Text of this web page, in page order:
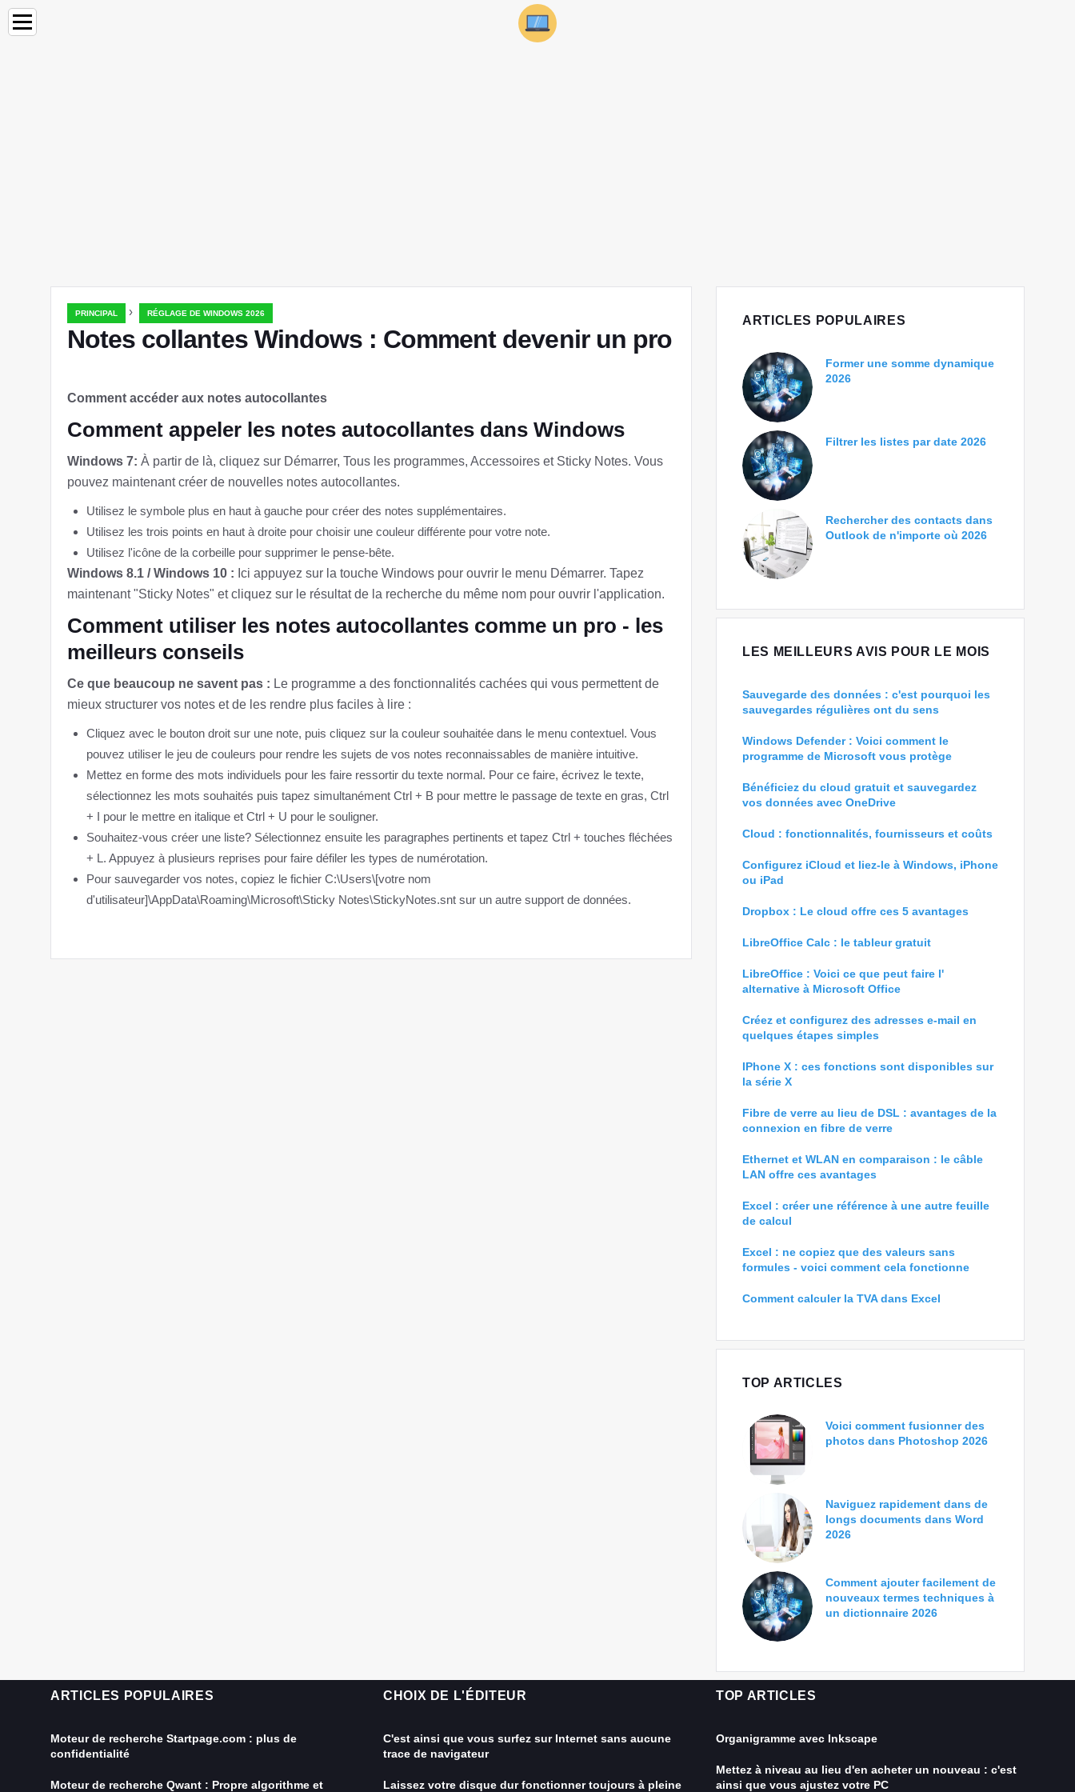
PRINCIPAL › RÉGLAGE DE WINDOWS 2026
Notes collantes Windows : Comment devenir un pro
Comment accéder aux notes autocollantes
Comment appeler les notes autocollantes dans Windows
Windows 7: À partir de là, cliquez sur Démarrer, Tous les programmes, Accessoires et Sticky Notes. Vous
pouvez maintenant créer de nouvelles notes autocollantes.
Utilisez le symbole plus en haut à gauche pour créer des notes supplémentaires.
Utilisez les trois points en haut à droite pour choisir une couleur différente pour votre note.
Utilisez l'icône de la corbeille pour supprimer le pense-bête.
Windows 8.1 / Windows 10 : Ici appuyez sur la touche Windows pour ouvrir le menu Démarrer. Tapez
maintenant "Sticky Notes" et cliquez sur le résultat de la recherche du même nom pour ouvrir l'application.
Comment utiliser les notes autocollantes comme un pro - les
meilleurs conseils
Ce que beaucoup ne savent pas : Le programme a des fonctionnalités cachées qui vous permettent de
mieux structurer vos notes et de les rendre plus faciles à lire :
Cliquez avec le bouton droit sur une note, puis cliquez sur la couleur souhaitée dans le menu contextuel. Vous
pouvez utiliser le jeu de couleurs pour rendre les sujets de vos notes reconnaissables de manière intuitive.
Mettez en forme des mots individuels pour les faire ressortir du texte normal. Pour ce faire, écrivez le texte,
sélectionnez les mots souhaités puis tapez simultanément Ctrl + B pour mettre le passage de texte en gras, Ctrl
+ I pour le mettre en italique et Ctrl + U pour le souligner.
Souhaitez-vous créer une liste? Sélectionnez ensuite les paragraphes pertinents et tapez Ctrl + touches fléchées
+ L. Appuyez à plusieurs reprises pour faire défiler les types de numérotation.
Pour sauvegarder vos notes, copiez le fichier C:\Users\[votre nom
d'utilisateur]\AppData\Roaming\Microsoft\Sticky Notes\StickyNotes.snt sur un autre support de données.
ARTICLES POPULAIRES
Former une somme dynamique
2026
Filtrer les listes par date 2026
Rechercher des contacts dans
Outlook de n'importe où 2026
LES MEILLEURS AVIS POUR LE MOIS
Sauvegarde des données : c'est pourquoi les
sauvegardes régulières ont du sens
Windows Defender : Voici comment le
programme de Microsoft vous protège
Bénéficiez du cloud gratuit et sauvegardez
vos données avec OneDrive
Cloud : fonctionnalités, fournisseurs et coûts
Configurez iCloud et liez-le à Windows, iPhone
ou iPad
Dropbox : Le cloud offre ces 5 avantages
LibreOffice Calc : le tableur gratuit
LibreOffice : Voici ce que peut faire l'
alternative à Microsoft Office
Créez et configurez des adresses e-mail en
quelques étapes simples
IPhone X : ces fonctions sont disponibles sur
la série X
Fibre de verre au lieu de DSL : avantages de la
connexion en fibre de verre
Ethernet et WLAN en comparaison : le câble
LAN offre ces avantages
Excel : créer une référence à une autre feuille
de calcul
Excel : ne copiez que des valeurs sans
formules - voici comment cela fonctionne
Comment calculer la TVA dans Excel
TOP ARTICLES
Voici comment fusionner des
photos dans Photoshop 2026
Naviguez rapidement dans de
longs documents dans Word
2026
Comment ajouter facilement de
nouveaux termes techniques à
un dictionnaire 2026
ARTICLES POPULAIRES
Moteur de recherche Startpage.com : plus de
confidentialité
Moteur de recherche Qwant : Propre algorithme et
CHOIX DE L'ÉDITEUR
C'est ainsi que vous surfez sur Internet sans aucune
trace de navigateur
Laissez votre disque dur fonctionner toujours à pleine
TOP ARTICLES
Organigramme avec Inkscape
Mettez à niveau au lieu d'en acheter un nouveau : c'est
ainsi que vous ajustez votre PC